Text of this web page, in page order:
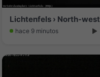
Lichtenfels › North-west
hace 9 minutos